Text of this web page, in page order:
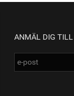
ANMÄL DIG